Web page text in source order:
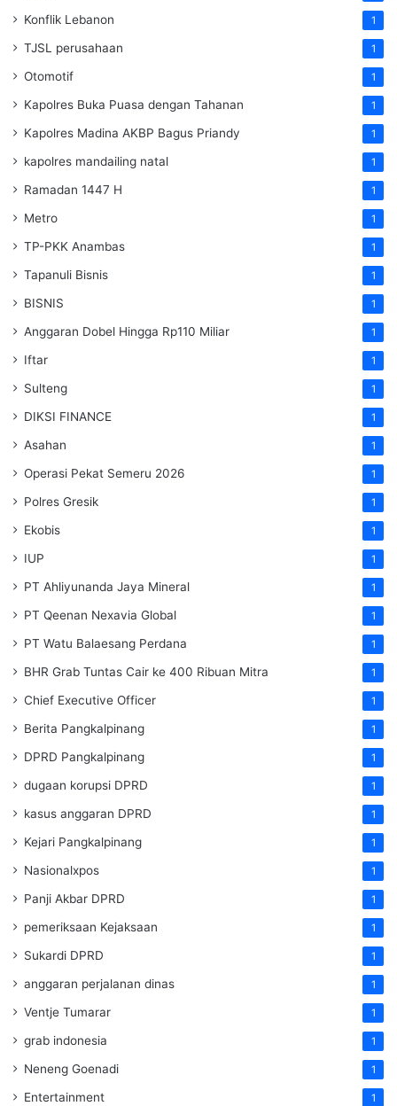
Konflik Lebanon 1
TJSL perusahaan 1
Otomotif 1
Kapolres Buka Puasa dengan Tahanan 1
Kapolres Madina AKBP Bagus Priandy 1
kapolres mandailing natal 1
Ramadan 1447 H 1
Metro 1
TP-PKK Anambas 1
Tapanuli Bisnis 1
BISNIS 1
Anggaran Dobel Hingga Rp110 Miliar 1
Iftar 1
Sulteng 1
DIKSI FINANCE 1
Asahan 1
Operasi Pekat Semeru 2026 1
Polres Gresik 1
Ekobis 1
IUP 1
PT Ahliyunanda Jaya Mineral 1
PT Qeenan Nexavia Global 1
PT Watu Balaesang Perdana 1
BHR Grab Tuntas Cair ke 400 Ribuan Mitra 1
Chief Executive Officer 1
Berita Pangkalpinang 1
DPRD Pangkalpinang 1
dugaan korupsi DPRD 1
kasus anggaran DPRD 1
Kejari Pangkalpinang 1
Nasionalxpos 1
Panji Akbar DPRD 1
pemeriksaan Kejaksaan 1
Sukardi DPRD 1
anggaran perjalanan dinas 1
Ventje Tumarar 1
grab indonesia 1
Neneng Goenadi 1
Entertainment 1